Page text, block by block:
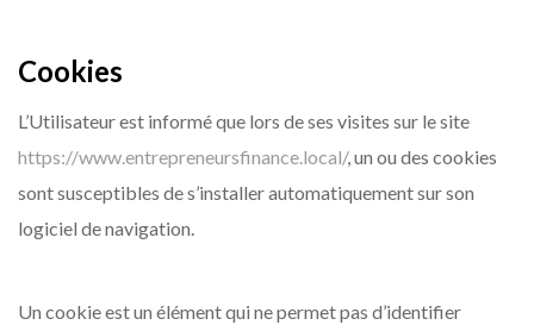
Cookies
L’Utilisateur est informé que lors de ses visites sur le site
https://www.entrepreneursfinance.local/, un ou des cookies
sont susceptibles de s’installer automatiquement sur son
logiciel de navigation.
Un cookie est un élément qui ne permet pas d’identifier